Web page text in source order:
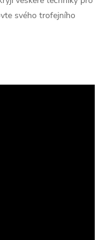
svého trofejního